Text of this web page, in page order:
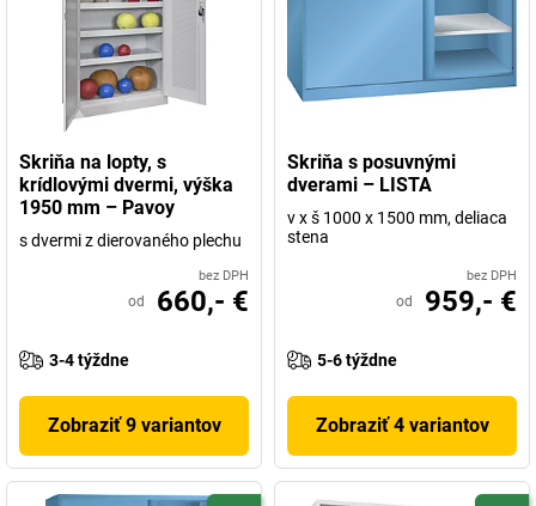
Skriňa na lopty, s
krídlovými dvermi, výška
1950 mm – Pavoy
s dvermi z dierovaného plechu
bez DPH
od 660,- €
3-4 týždne
Zobraziť 9 variantov
Skriňa s posuvnými
dverami – LISTA
v x š 1000 x 1500 mm, deliaca
stena
bez DPH
od 959,- €
5-6 týždne
Zobraziť 4 variantov